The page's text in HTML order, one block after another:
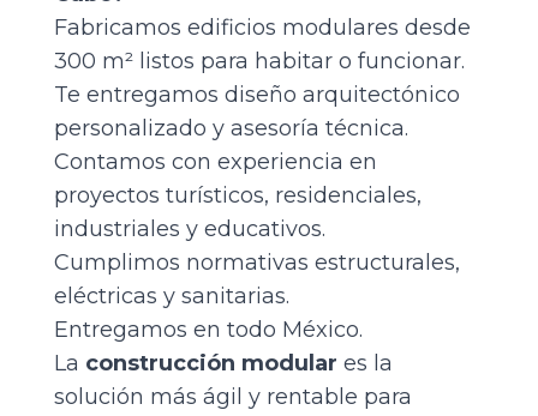
Fabricamos edificios modulares desde
300 m² listos para habitar o funcionar.
Te entregamos diseño arquitectónico
personalizado y asesoría técnica.
Contamos con experiencia en
proyectos turísticos, residenciales,
industriales y educativos.
Cumplimos normativas estructurales,
eléctricas y sanitarias.
Entregamos en todo México.
La construcción modular es la
solución más ágil y rentable para